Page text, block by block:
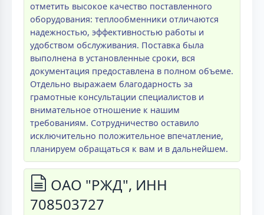
отметить высокое качество поставленного
оборудования: теплообменники отличаются
надежностью, эффективностью работы и
удобством обслуживания. Поставка была
выполнена в установленные сроки, вся
документация предоставлена в полном объеме.
Отдельно выражаем благодарность за
грамотные консультации специалистов и
внимательное отношение к нашим
требованиям. Сотрудничество оставило
исключительно положительное впечатление,
планируем обращаться к вам и в дальнейшем.
ОАО "РЖД", ИНН
708503727